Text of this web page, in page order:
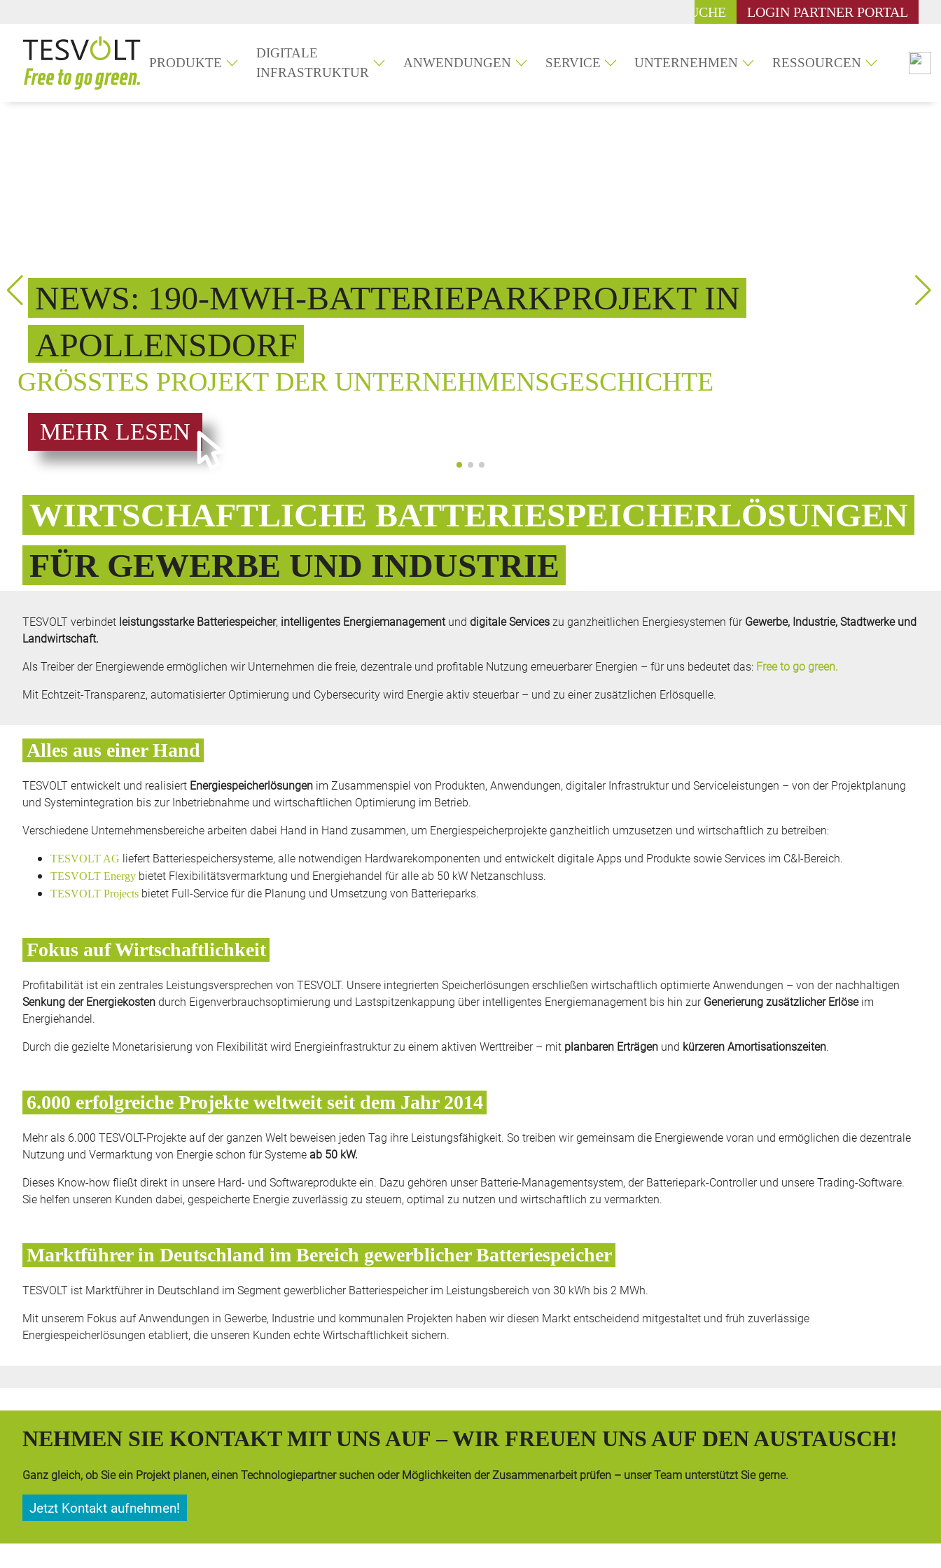
SUCHE LOGIN PARTNER PORTAL
PRODUKTE
DIGITALE
INFRASTRUKTUR
ANWENDUNGEN SERVICE UNTERNEHMEN RESSOURCEN
NEWS: 190-MWH-BATTERIEPARKPROJEKT IN
APOLLENSDORF
GRÖSSTES PROJEKT DER UNTERNEHMENSGESCHICHTE
MEHR LESEN
WIRTSCHAFTLICHE BATTERIESPEICHERLÖSUNGEN
FÜR GEWERBE UND INDUSTRIE
TESVOLT verbindet leistungsstarke Batteriespeicher, intelligentes Energiemanagementund digitale Serviceszu ganzheitlichen Energiesystemen fürGewerbe, Industrie, Stadtwerke und
Landwirtschaft.
Als Treiber der Energiewende ermöglichen wir Unternehmen die freie, dezentrale und profitable Nutzung erneuerbarer Energien – für uns bedeutet das: Free to go green.
Mit Echtzeit-Transparenz, automatisierter Optimierung und Cybersecurity wird Energie aktiv steuerbar – und zu einer zusätzlichen Erlösquelle.
Alles aus einer Hand
TESVOLT entwickelt und realisiert Energiespeicherlösungen im Zusammenspiel von Produkten, Anwendungen, digitaler Infrastruktur und Serviceleistungen – von der Projektplanung
und Systemintegration bis zur Inbetriebnahme und wirtschaftlichen Optimierung im Betrieb.
Verschiedene Unternehmensbereiche arbeiten dabei Hand in Hand zusammen, um Energiespeicherprojekte ganzheitlich umzusetzen und wirtschaftlich zu betreiben:
TESVOLT AG liefert Batteriespeichersysteme, alle notwendigen Hardwarekomponenten und entwickelt digitale Apps und Produkte sowie Services im C&I-Bereich.
TESVOLT Energy bietet Flexibilitätsvermarktung​ und Energiehandel für alle ab ​50 kW Netzanschluss​.
TESVOLT Projects bietet Full-Service für die Planung ​und Umsetzung von Batterieparks.
Fokus auf Wirtschaftlichkeit
Profitabilität ist ein zentrales Leistungsversprechen von TESVOLT. Unsere integrierten Speicherlösungen erschließen wirtschaftlich optimierte Anwendungen – von der nachhaltigen
Senkung der Energiekostendurch Eigenverbrauchsoptimierung und Lastspitzenkappung über intelligentes Energiemanagement bis hin zurGenerierung zusätzlicher Erlöseim
Energiehandel.
Durch die gezielte Monetarisierung von Flexibilität wird Energieinfrastruktur zu einem aktiven Werttreiber – mit planbaren Erträgen und kürzeren Amortisationszeiten.
6.000 erfolgreiche Projekte weltweit seit dem Jahr 2014
Mehr als 6.000 TESVOLT-Projekte auf der ganzen Welt beweisen jeden Tag ihre Leistungsfähigkeit. So treiben wir gemeinsam die Energiewende voran und ermöglichen die dezentrale
Nutzung und Vermarktung von Energie schon für Systemeab 50 kW.​
Dieses Know-how fließt direkt in unsere Hard- und Softwareprodukte ein. Dazu gehören unser Batterie-Managementsystem, der Batteriepark-Controller und unsere Trading-Software.
Sie helfen unseren Kunden dabei, gespeicherte Energie zuverlässig zu steuern, optimal zu nutzen und wirtschaftlich zu vermarkten.
Marktführer in Deutschland im Bereich gewerblicher Batteriespeicher
TESVOLT ist Marktführer in Deutschland im Segment gewerblicher Batteriespeicher im Leistungsbereich von 30 kWh bis 2 MWh.
Mit unserem Fokus auf Anwendungen in Gewerbe, Industrie und kommunalen Projekten haben wir diesen Markt entscheidend mitgestaltet und früh zuverlässige
Energiespeicherlösungen etabliert, die unseren Kunden echte Wirtschaftlichkeit sichern.
NEHMEN SIE KONTAKT MIT UNS AUF – WIR FREUEN UNS AUF DEN AUSTAUSCH!
Ganz gleich, ob Sie ein Projekt planen, einen Technologiepartner suchen oder Möglichkeiten der Zusammenarbeit prüfen – unser Team unterstützt Sie gerne.
Jetzt Kontakt aufnehmen!